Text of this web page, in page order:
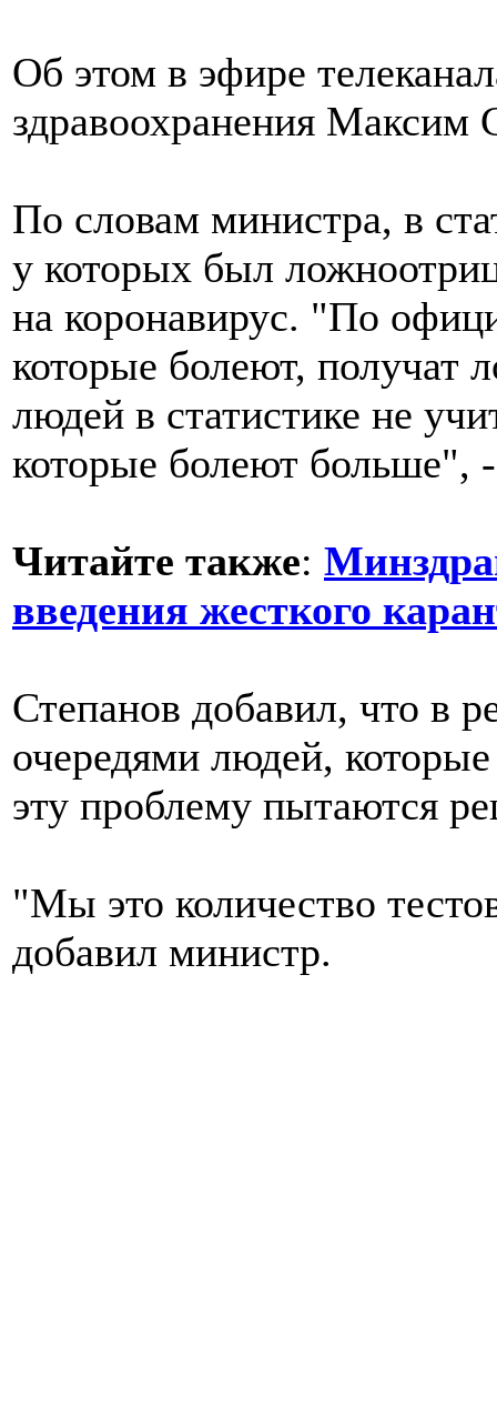
Об этом в эфире
здравоохранения Максим
По словам министра, в
у которых был
на коронавирус. "По
которые болеют, получат
людей в статистике не
которые болеют больше",
Читайте также:
введения жесткого
Степанов добавил, что в
очередями людей,
эту проблему пытаются
"Мы это количество
добавил министр.